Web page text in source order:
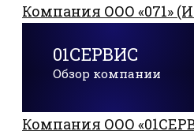
Компания ООО «071»
01СЕРВИС
Обзор компании
Компания ООО